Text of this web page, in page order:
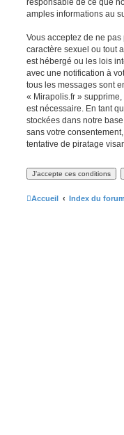
responsable de ce que
amples informations au
Vous acceptez de ne
caractère sexuel ou tout
est hébergé ou les lois
avec une notification à
tous les messages sont
« Mirapolis.fr »
est nécessaire. En tant
stockées dans notre
sans votre
tentative de piratage
Accueil Index du forum